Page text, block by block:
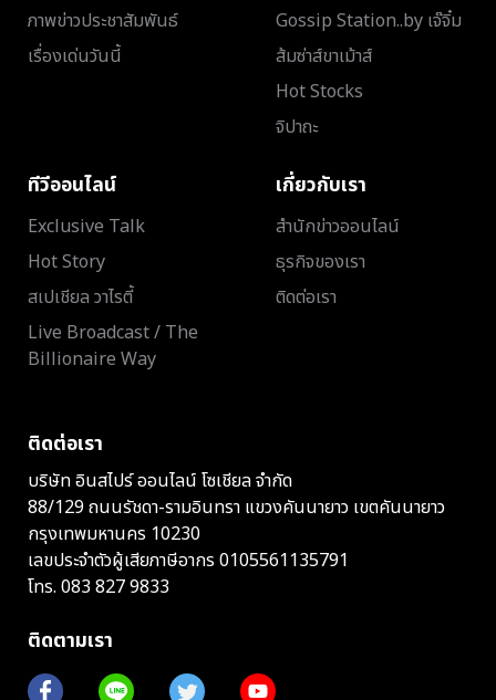
ภาพข่าวประชาสัมพันธ์
เรื่องเด่นวันนี้
Gossip Station..by เจ๊จิ๋ม
ส้มซ่าส์ขาเม้าส์
Hot Stocks
จิปาถะ
ทีวีออนไลน์
Exclusive Talk
Hot Story
สเปเชียล วาไรตี้
Live Broadcast / The
Billionaire Way
เกี่ยวกับเรา
สำนักข่าวออนไลน์
ธุรกิจของเรา
ติดต่อเรา
ติดต่อเรา
บริษัท อินสไปร์ ออนไลน์ โซเชียล จำกัด
88/129 ถนนรัชดา-รามอินทรา แขวงคันนายาว เขตคันนายาว
กรุงเทพมหานคร 10230
เลขประจำตัวผู้เสียภาษีอากร 0105561135791
โทร. 083 827 9833
ติดตามเรา